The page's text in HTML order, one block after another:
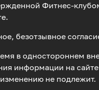
Фитнес-
безотзывное
в одностороннем
информации на
не подлежит.